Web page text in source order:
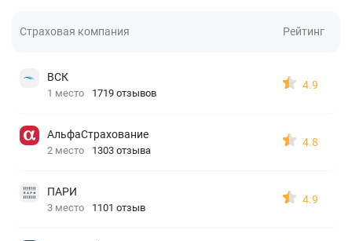
Страховая компания Рейтинг
ВСК
1 место 1719 отзывов
4.9
АльфаСтрахование
2 место 1303 отзыва
4.8
ПАРИ
3 место 1101 отзыв
4.9